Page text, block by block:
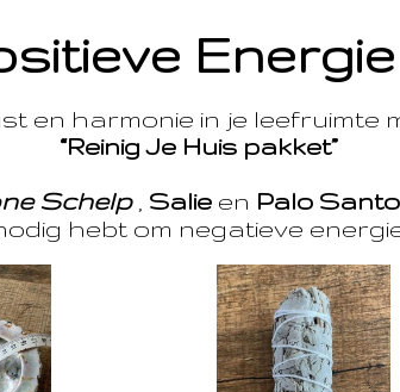
en harmonie in je leefruimte
“Reinig Je Huis pakket”
Schelp, Salie en Palo
hebt om negatieve